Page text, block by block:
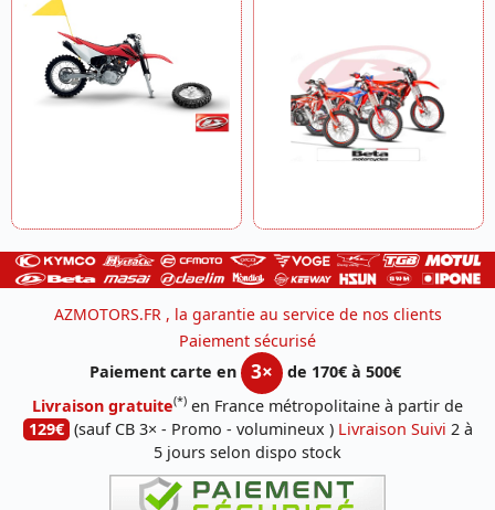
AZMOTORS.FR , la garantie au service de nos clients
Paiement sécurisé
Paiement carte en
3×
de 170€ à 500€
Livraison gratuite(*) en France métropolitaine à partir de
129€ (sauf CB 3× - Promo - volumineux ) Livraison Suivi 2 à
5 jours selon dispo stock